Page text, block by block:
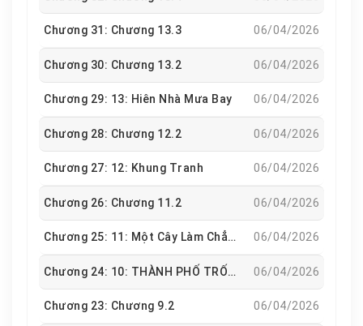
Chương 31: Chương 13.3 06/04/2026
Chương 30: Chương 13.2 06/04/2026
Chương 29: 13: Hiên Nhà Mưa Bay 06/04/2026
Chương 28: Chương 12.2 06/04/2026
Chương 27: 12: Khung Tranh 06/04/2026
Chương 26: Chương 11.2 06/04/2026
Chương 25: 11: Một Cây Làm Chẳng Nên Non 06/04/2026
Chương 24: 10: THÀNH PHỐ TRỐNG RỖNG 06/04/2026
Chương 23: Chương 9.2 06/04/2026